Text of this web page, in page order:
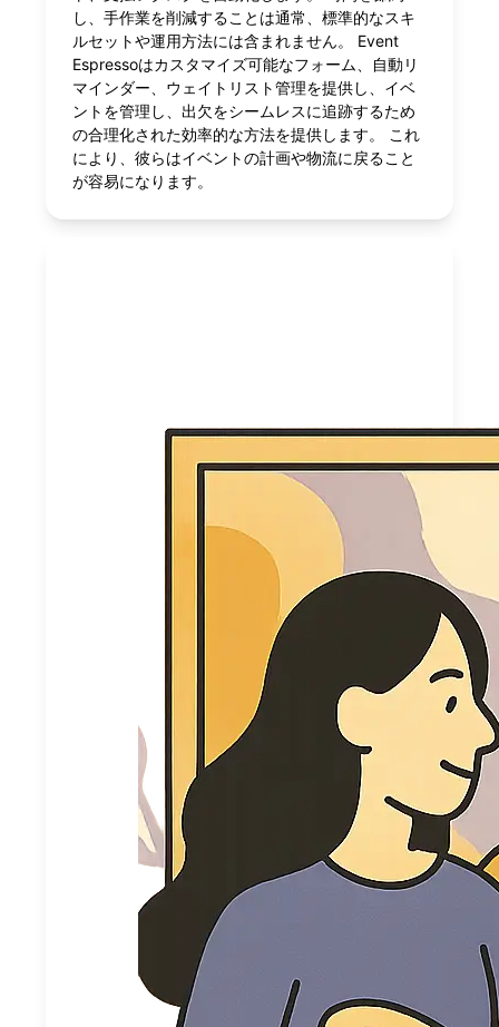
し、手作業を削減することは通常、標準的なスキ
ルセットや運用方法には含まれません。 Event
Espressoはカスタマイズ可能なフォーム、自動リ
マインダー、ウェイトリスト管理を提供し、イベ
ントを管理し、出欠をシームレスに追跡するため
の合理化された効率的な方法を提供します。 これ
により、彼らはイベントの計画や物流に戻ること
が容易になります。